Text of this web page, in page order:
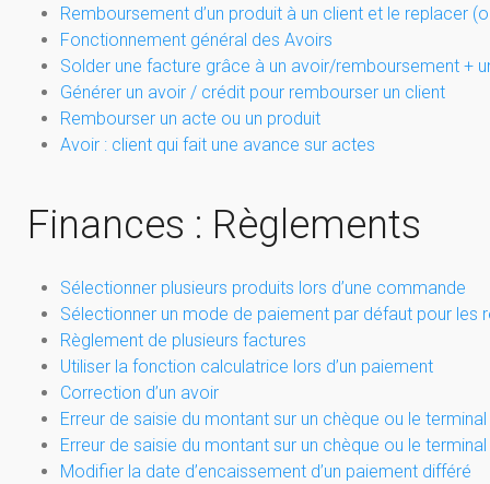
Remboursement d’un produit à un client et le replacer
Fonctionnement général des Avoirs
Solder une facture grâce à un avoir/remboursement +
Générer un avoir / crédit pour rembourser un client
Rembourser un acte ou un produit
Avoir : client qui fait une avance sur actes
Finances : Règlements
Sélectionner plusieurs produits lors d’une commande
Sélectionner un mode de paiement par défaut pour les
Règlement de plusieurs factures
Utiliser la fonction calculatrice lors d’un paiement
Correction d’un avoir
Erreur de saisie du montant sur un chèque ou le
Erreur de saisie du montant sur un chèque ou le
Modifier la date d’encaissement d’un paiement différé